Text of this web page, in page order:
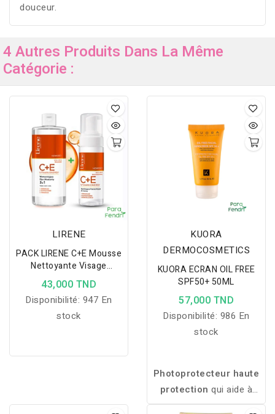
douceur.
4 Autres Produits Dans La Même
Catégorie :
LIRENE
PACK LIRENE C+E Mousse
Nettoyante Visage
Hydratante 150 Ml +
LIRENE C+E VITAMIN
ENERGY EAU MICELLAIRE 3
EN 1 400ML
43,000 TND
Disponibilité: 947 En
stock
KUORA
DERMOCOSMETICS
KUORA ECRAN OIL FREE
SPF50+ 50ML
57,000 TND
Disponibilité: 986 En
stock
Photoprotecteur haute
protection quiaide à
prévenirlestaches,